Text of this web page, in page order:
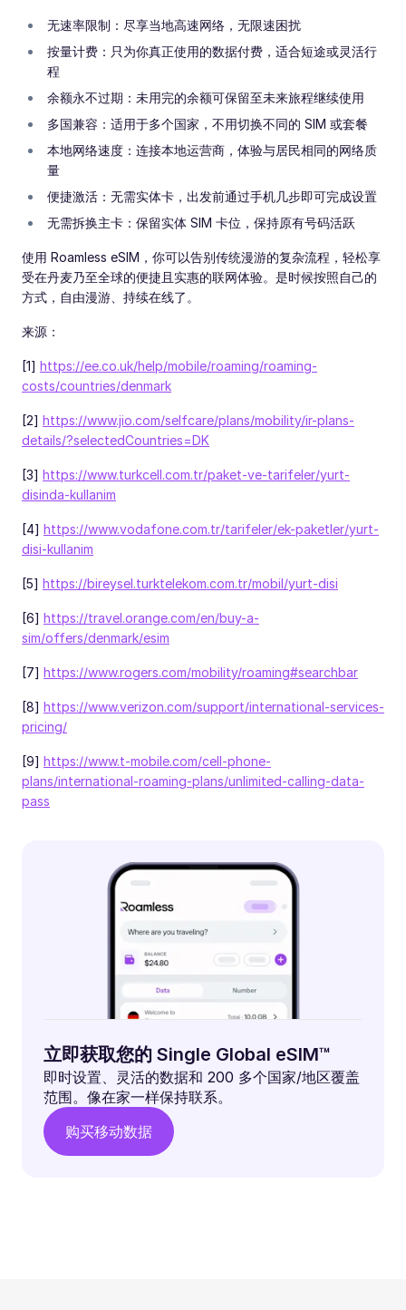
无速率限制：尽享当地高速网络，无限速困扰
按量计费：只为你真正使用的数据付费，适合短途或灵活行
程
余额永不过期：未用完的余额可保留至未来旅程继续使用
多国兼容：适用于多个国家，不用切换不同的 SIM 或套餐
本地网络速度：连接本地运营商，体验与居民相同的网络质
量
便捷激活：无需实体卡，出发前通过手机几步即可完成设置
无需拆换主卡：保留实体 SIM 卡位，保持原有号码活跃
使用 Roamless eSIM，你可以告别传统漫游的复杂流程，轻松享
受在丹麦乃至全球的便捷且实惠的联网体验。是时候按照自己的
方式，自由漫游、持续在线了。
来源：
[1] https://ee.co.uk/help/mobile/roaming/roaming-
costs/countries/denmark
[2] https://www.jio.com/selfcare/plans/mobility/ir-plans-
details/?selectedCountries=DK
[3] https://www.turkcell.com.tr/paket-ve-tarifeler/yurt-
disinda-kullanim
[4] https://www.vodafone.com.tr/tarifeler/ek-paketler/yurt-
disi-kullanim
[5] https://bireysel.turktelekom.com.tr/mobil/yurt-disi
[6] https://travel.orange.com/en/buy-a-
sim/offers/denmark/esim
[7] https://www.rogers.com/mobility/roaming#searchbar
[8] https://www.verizon.com/support/international-services-
pricing/
[9] https://www.t-mobile.com/cell-phone-
plans/international-roaming-plans/unlimited-calling-data-
pass
立即获取您的 Single Global eSIM™
即时设置、灵活的数据和 200 多个国家/地区覆盖
范围。像在家一样保持联系。
购买移动数据